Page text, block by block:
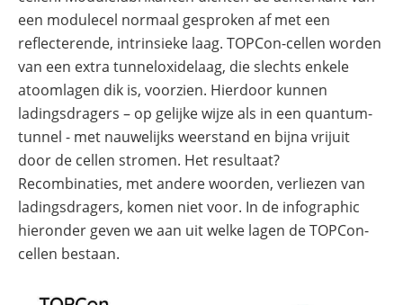
een modulecel normaal gesproken af met een
reflecterende, intrinsieke laag. TOPCon-cellen worden
van een extra tunneloxidelaag, die slechts enkele
atoomlagen dik is, voorzien. Hierdoor kunnen
ladingsdragers – op gelijke wijze als in een quantum-
tunnel - met nauwelijks weerstand en bijna vrijuit
door de cellen stromen. Het resultaat?
Recombinaties, met andere woorden, verliezen van
ladingsdragers, komen niet voor. In de infographic
hieronder geven we aan uit welke lagen de TOPCon-
cellen bestaan.